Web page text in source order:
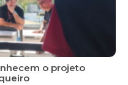
o projeto